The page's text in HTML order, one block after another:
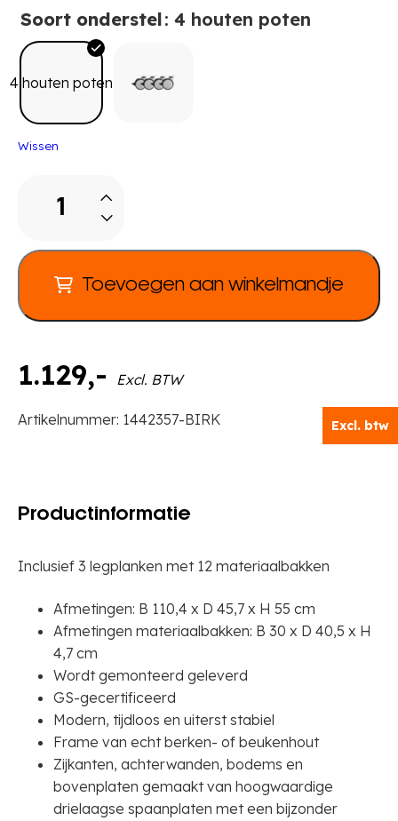
Excl. btw
Soort onderstel: 4 houten poten
4 houten poten
Wissen
1.129,- Excl. BTW
Schappenkast
12
eigendomsbakken,
110,4
D
45,7
H
Toevoegen aan winkelmandje
Artikelnummer: 1442357-BIRK
Productinformatie
Inclusief 3 legplanken met 12 materiaalbakken
Afmetingen: B 110,4 x D 45,7 x H 55 cm
Afmetingen materiaalbakken: B 30 x D 40,5 x H
4,7 cm
Wordt gemonteerd geleverd
GS-gecertificeerd
Modern, tijdloos en uiterst stabiel
Frame van echt berken- of beukenhout
Zijkanten, achterwanden, bodems en
bovenplaten gemaakt van hoogwaardige
drielaagse spaanplaten met een bijzonder